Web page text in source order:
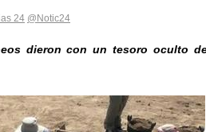
24 @Notic24
dieron con un tesoro oculto